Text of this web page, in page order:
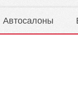
Автосалоны